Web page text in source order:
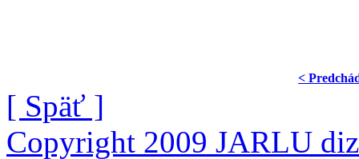
<
[ Späť ]
Copyright 2009 JARLU